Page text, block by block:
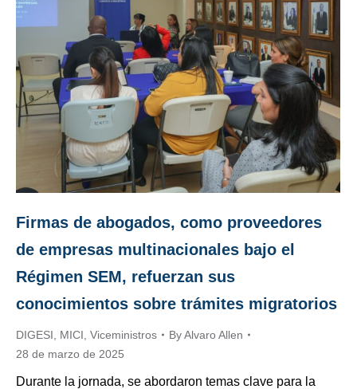
Firmas de abogados, como proveedores
de empresas multinacionales bajo el
Régimen SEM, refuerzan sus
conocimientos sobre trámites migratorios
DIGESI MICI Viceministros ByAlvaro Allen
28 de marzo de 2025
Durante la jornada, se abordaron temas clave para la